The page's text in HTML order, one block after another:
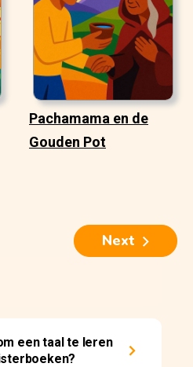
Pachamama en de
Gouden Pot
Next
een taal te leren